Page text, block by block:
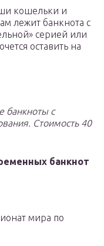
кошельки и
лежит банкнота с
серией или
оставить на
банкноты с
Стоимость 40
банкнот
мира по